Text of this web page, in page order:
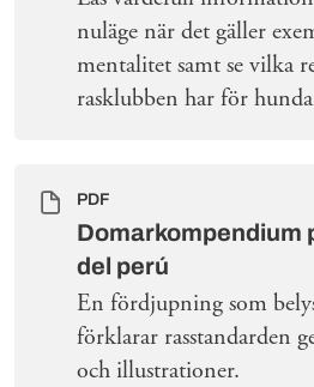
nuläge när det gäller
mentalitet samt se vilka
rasklubben har för
PDF
Domarkompendium
del perú
En fördjupning som
förklarar rasstandarden
och illustrationer.